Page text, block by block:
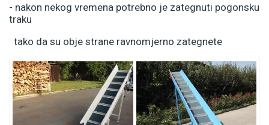
- nakon nekog vremena potrebno je zategnuti pogonsku
traku
tako da su obje strane ravnomjerno zategnete